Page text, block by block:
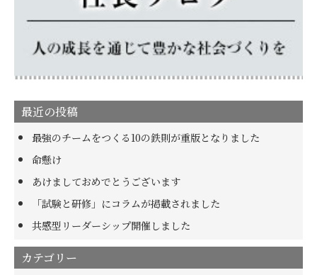
最近の投稿
最強のチームをつくる10の鉄則が重版となりました
命懸け
あけましておめでとうございます
「試験と研修」にコラムが掲載されました
共感型リーダーシップ開催しました
カテゴリー